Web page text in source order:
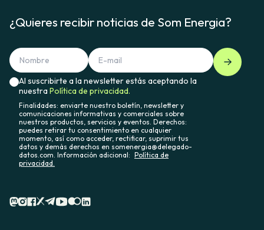
¿Quieres recibir noticias de Som Energia?
Al suscribirte a la newsletter estás aceptando la
nuestraPolítica de privacidad.
Finalidades: enviarte nuestro boletín, newsletter y
comunicaciones informativas y comerciales sobre
nuestros productos, servicios y eventos. Derechos:
puedes retirar tu consentimiento en cualquier
momento, así como acceder, rectificar, suprimir tus
datos y demás derechos en somenergia@delegado-
datos.com. Información adicional: Política de
privacidad.